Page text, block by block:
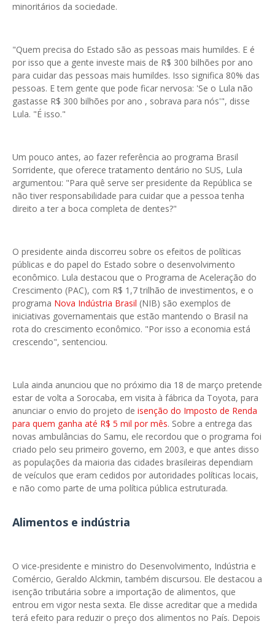
minoritários da sociedade.
"Quem precisa do Estado são as pessoas mais humildes. E é
por isso que a gente investe mais de R$ 300 bilhões por ano
para cuidar das pessoas mais humildes. Isso significa 80% das
pessoas. E tem gente que pode ficar nervosa: 'Se o Lula não
gastasse R$ 300 bilhões por ano , sobrava para nós'", disse
Lula. "É isso."
Um pouco antes, ao fazer referência ao programa Brasil
Sorridente, que oferece tratamento dentário no SUS, Lula
argumentou: "Para quê serve ser presidente da República se
não tiver responsabilidade para cuidar que a pessoa tenha
direito a ter a boca completa de dentes?"
O presidente ainda discorreu sobre os efeitos de políticas
públicas e do papel do Estado sobre o desenvolvimento
econômico. Lula destacou que o Programa de Aceleração do
Crescimento (PAC), com R$ 1,7 trilhão de investimentos, e o
programa Nova Indústria Brasil (NIB) são exemplos de
iniciativas governamentais que estão mantendo o Brasil na
rota do crescimento econômico. "Por isso a economia está
crescendo", sentenciou.
Lula ainda anunciou que no próximo dia 18 de março pretende
estar de volta a Sorocaba, em visita à fábrica da Toyota, para
anunciar o envio do projeto de isenção do Imposto de Renda
para quem ganha até R$ 5 mil por mês. Sobre a entrega das
novas ambulâncias do Samu, ele recordou que o programa foi
criado pelo seu primeiro governo, em 2003, e que antes disso
as populações da maioria das cidades brasileiras dependiam
de veículos que eram cedidos por autoridades políticas locais,
e não como parte de uma política pública estruturada.
Alimentos e indústria
O vice-presidente e ministro do Desenvolvimento, Indústria e
Comércio, Geraldo Alckmin, também discursou. Ele destacou a
isenção tributária sobre a importação de alimentos, que
entrou em vigor nesta sexta. Ele disse acreditar que a medida
terá efeito para reduzir o preço dos alimentos no País. Depois